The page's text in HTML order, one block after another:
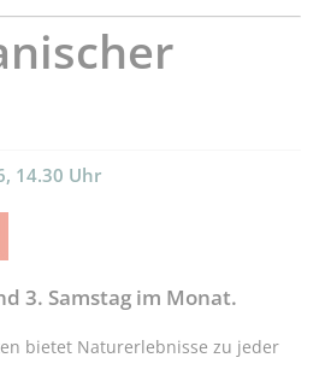
14.30 Uhr
3. Samstag im Monat.
bietet Naturerlebnisse zu jeder